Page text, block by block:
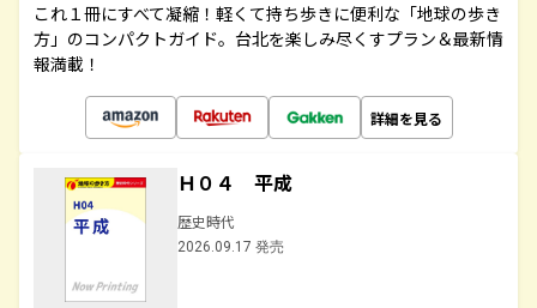
これ１冊にすべて凝縮！軽くて持ち歩きに便利な「地球の歩き
方」のコンパクトガイド。台北を楽しみ尽くすプラン＆最新情
報満載！
詳細を見る
Ｈ０４ 平成
歴史時代
2026.09.17 発売